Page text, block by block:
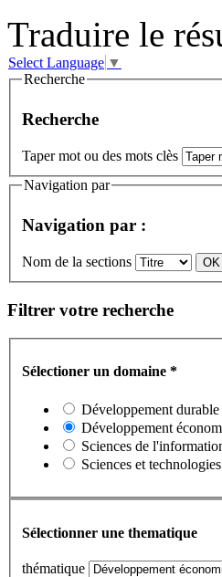
Traduire le
Select Language ▼
Recherche
Recherche
Taper mot ou des mots clès
Navigation par
Navigation par :
Nom de la sections
Filtrer votre recherche
Sélectioner un domaine *
Développement durable
Développement
Sciences de
Sciences et technologies
Sélectionner une thematique
thématique